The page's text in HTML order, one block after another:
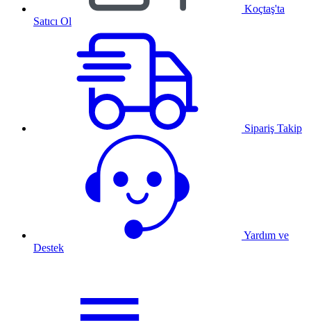
Koçtaş'ta
Satıcı Ol
Sipariş Takip
Yardım ve
Destek